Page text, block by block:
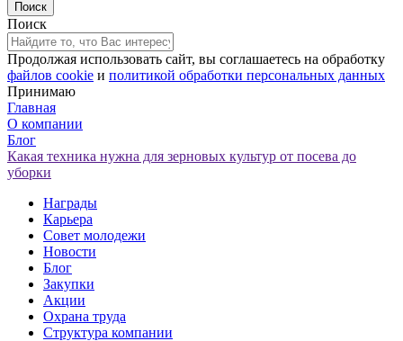
Поиск
Продолжая использовать сайт, вы соглашаетесь на обработку
файлов cookie и политикой обработки персональных данных
Принимаю
Главная
О компании
Блог
Какая техника нужна для зерновых культур от посева до
уборки
Награды
Карьера
Совет молодежи
Новости
Блог
Закупки
Акции
Охрана труда
Структура компании